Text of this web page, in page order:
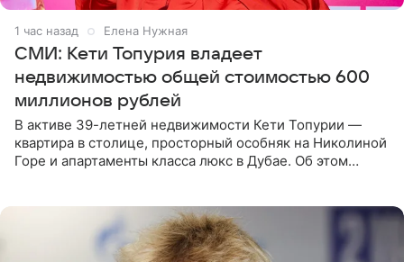
1 час назад Елена Нужная
СМИ: Кети Топурия владеет
недвижимостью общей стоимостью 600
миллионов рублей
В активе 39-летней недвижимости Кети Топурии —
квартира в столице, просторный особняк на Николиной
Горе и апартаменты класса люкс в Дубае. Об этом